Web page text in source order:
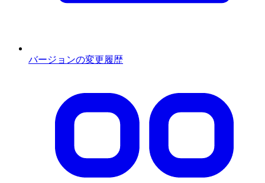
バージョンの変更履歴